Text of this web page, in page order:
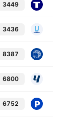
3449
3436
8387
6800
6752